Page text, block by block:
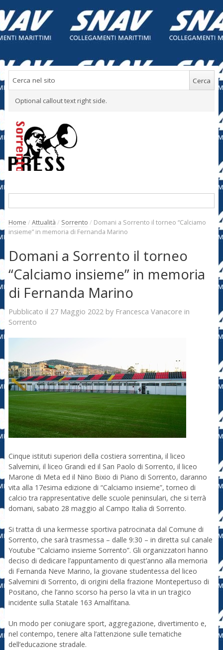
Optional callout text right side.
Home / Attualità / Sorrento / Domani a Sorrento il torneo “Calciamo
insieme” in memoria di Fernanda Marino
Domani a Sorrento il torneo
“Calciamo insieme” in memoria
di Fernanda Marino
Pubblicato il 27 Maggio 2022by Francesca Vanacore in
Sorrento
Cinque istituti superiori della costiera sorrentina, il liceo
Salvemini, il liceo Grandi ed il San Paolo di Sorrento, il liceo
Marone di Meta ed il Nino Bixio di Piano di Sorrento, daranno
vita alla 17esima edizione di “Calciamo insieme”, torneo di
calcio tra rappresentative delle scuole peninsulari, che si terrà
domani, sabato 28 maggio al Campo Italia di Sorrento.
Si tratta di una kermesse sportiva patrocinata dal Comune di
Sorrento, che sarà trasmessa – dalle 9:30 – in diretta sul canale
Youtube “Calciamo insieme Sorrento”. Gli organizzatori hanno
deciso di dedicare l’appuntamento di quest’anno alla memoria
di Fernanda Neve Marino, la giovane studentessa del liceo
Salvemini di Sorrento, di origini della frazione Montepertuso di
Positano, che l’anno scorso ha perso la vita in un tragico
incidente sulla Statale 163 Amalfitana.
Un modo per coniugare sport, aggregazione, divertimento e,
nel contempo, tenere alta l’attenzione sulle tematiche
dell’educazione stradale.